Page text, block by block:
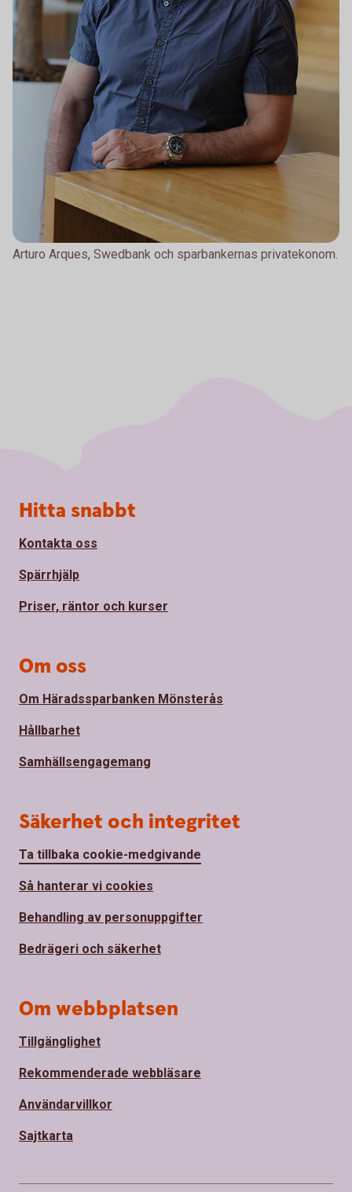
Arturo Arques, Swedbank och sparbankernas privatekonom.
Sidfot
Hitta snabbt
Kontakta oss
Spärrhjälp
Priser, räntor och kurser
Om oss
Om Häradssparbanken Mönsterås
Hållbarhet
Samhällsengagemang
Säkerhet och integritet
Ta tillbaka cookie-medgivande
Så hanterar vi cookies
Behandling av personuppgifter
Bedrägeri och säkerhet
Om webbplatsen
Tillgänglighet
Rekommenderade webbläsare
Användarvillkor
Sajtkarta